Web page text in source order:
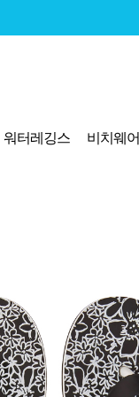
워터레깅스 비치웨어